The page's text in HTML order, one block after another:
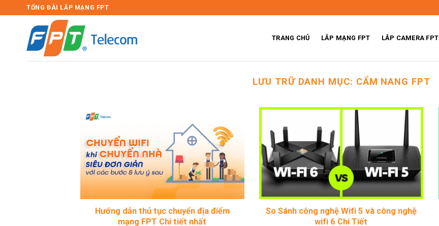
qua
TỔNG ĐÀI LẮP MẠNG FPT
TRANG CHỦ LẮP MẠNG FPT LẮP CAMERA FPT
LƯU TRỮ DANH MỤC: CẨM NANG FPT
Hướng dẫn thủ tục chuyển địa điểm
mạng FPT Chi tiết nhất
So Sánh công nghệ Wifi 5 và công nghệ
wifi 6 Chi Tiết